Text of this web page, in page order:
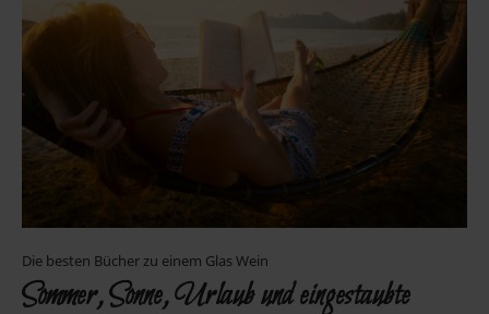
Die besten Bücher zu einem Glas Wein
Sommer, Sonne, Urlaub und eingestaubte